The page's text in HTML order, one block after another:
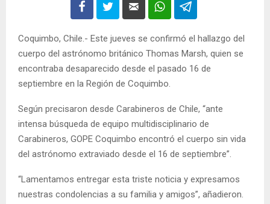
Coquimbo, Chile.- Este jueves se confirmó el hallazgo del
cuerpo del astrónomo británico Thomas Marsh, quien se
encontraba desaparecido desde el pasado 16 de
septiembre en la Región de Coquimbo.
Según precisaron desde Carabineros de Chile, “ante
intensa búsqueda de equipo multidisciplinario de
Carabineros, GOPE Coquimbo encontró el cuerpo sin vida
del astrónomo extraviado desde el 16 de septiembre”.
“Lamentamos entregar esta triste noticia y expresamos
nuestras condolencias a su familia y amigos”, añadieron.